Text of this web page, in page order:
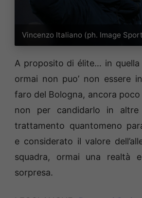
Vincenzo Italiano (ph. Image
A proposito di élite… in quella
ormai non puo’ non essere
faro del Bologna, ancora
non per candidarlo in altre
trattamento quantomeno
e considerato il valore
squadra, ormai una realtà
sorpresa.